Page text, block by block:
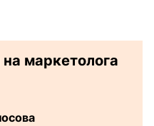
маркетолога